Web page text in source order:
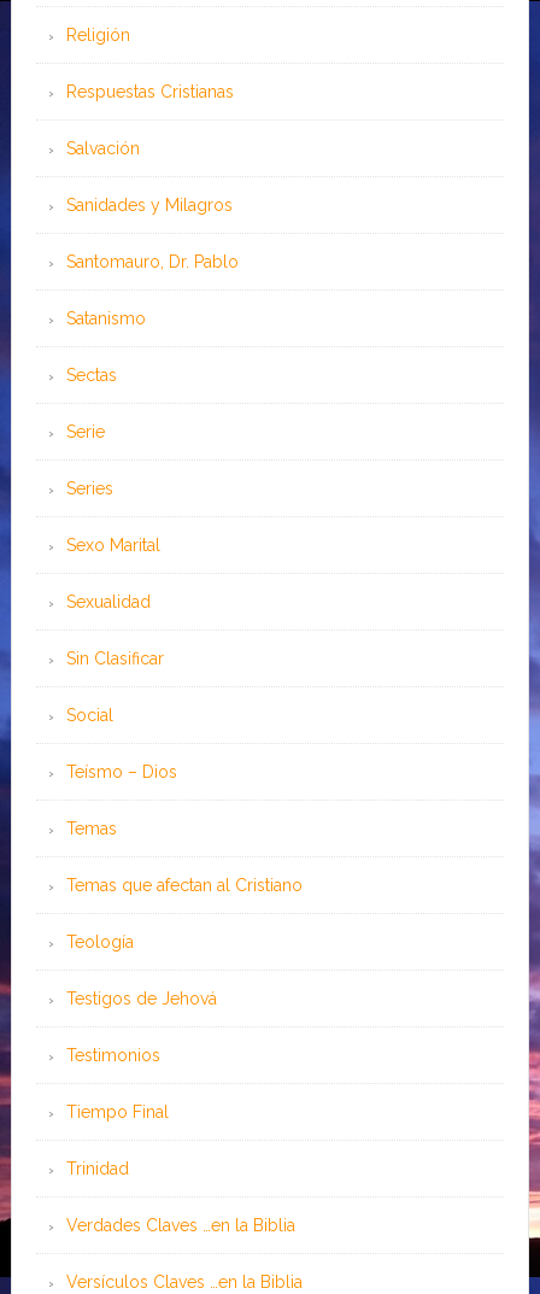
Religión
Respuestas Cristianas
Salvación
Sanidades y Milagros
Santomauro, Dr. Pablo
Satanismo
Sectas
Serie
Series
Sexo Marital
Sexualidad
Sin Clasificar
Social
Teísmo – Dios
Temas
Temas que afectan al Cristiano
Teología
Testigos de Jehová
Testimonios
Tiempo Final
Trinidad
Verdades Claves …en la Biblia
Versículos Claves …en la Biblia